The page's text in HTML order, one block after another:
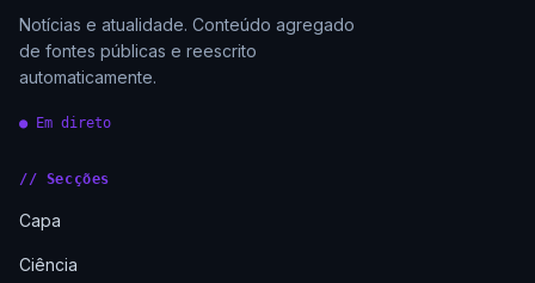
Notícias e atualidade. Conteúdo agregado
de fontes públicas e reescrito
automaticamente.
● Em direto
// Secções
Capa
Ciência